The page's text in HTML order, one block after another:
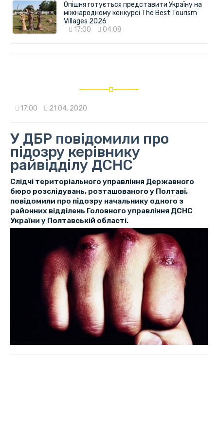
Опішня готується представити Україну на
міжнародному конкурсі The Best Tourism
Villages 2026
17:00
04.08
17:00 21.04. 2020
У ДБР повідомили про
підозру керівнику
райвідділу ДСНС
Слідчі територіального управління Державного
бюро розслідувань, розташованого у Полтаві,
повідомили про підозру начальнику одного з
районних відділень Головного управління ДСНС
України у Полтавській області.